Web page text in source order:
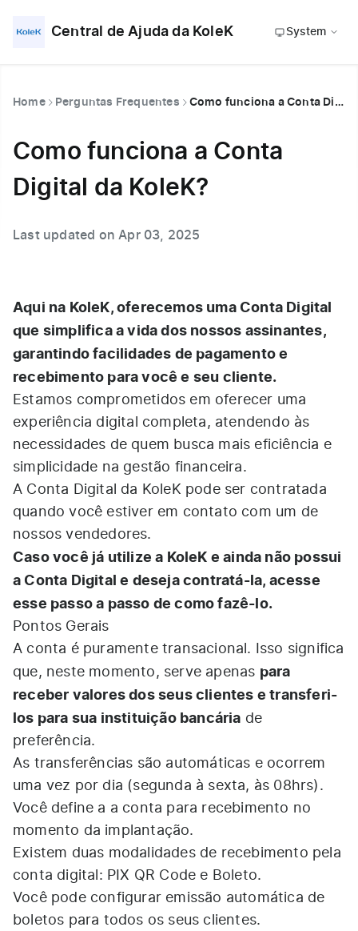
Central de Ajuda da KoleK System
Home Perguntas Frequentes Como funciona a Conta Digital da KoleK?
Como funciona a Conta
Digital da KoleK?
Last updated on Apr 03, 2025
Aqui na KoleK, oferecemos uma Conta Digital
que simplifica a vida dos nossos assinantes,
garantindo facilidades de pagamento e
recebimento para você e seu cliente.
Estamos comprometidos em oferecer uma
experiência digital completa, atendendo às
necessidades de quem busca mais eficiência e
simplicidade na gestão financeira.
A Conta Digital da KoleK pode ser contratada
quando você estiver em contato com um de
nossos vendedores.
Caso você já utilize a KoleK e ainda não possui
a Conta Digital e deseja contratá-la, acesse
esse passo a passo de como fazê-lo.
Pontos Gerais
A conta é puramente transacional. Isso significa
que, neste momento, serve apenas para
receber valores dos seus clientes e transferi-
los para sua instituição bancária de
preferência.
As transferências são automáticas e ocorrem
uma vez por dia (segunda à sexta, às 08hrs).
Você define a a conta para recebimento no
momento da implantação.
Existem duas modalidades de recebimento pela
conta digital: PIX QR Code e Boleto.
Você pode configurar emissão automática de
boletos para todos os seus clientes.